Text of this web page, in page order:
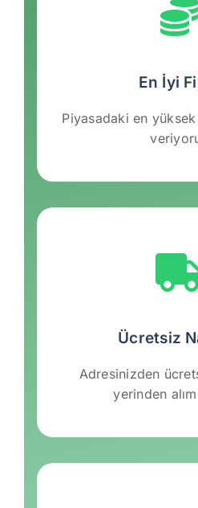
En İyi
Piyasadaki en yüksek
Ücretsiz
Adresinizden
yerinden